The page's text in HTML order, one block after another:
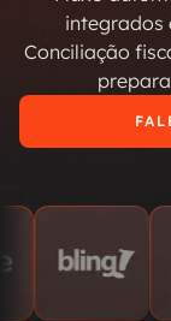
integrados
Conciliação